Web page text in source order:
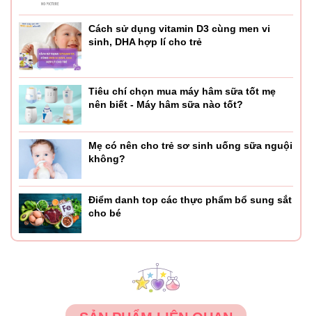
Có bình đun nước pha sữa thông minh Moaz Bé bé mẹ
pha sữa chuẩn nhiệt độ nhờ khả năng đun nước giữ nhiệt
24h, hâm nước pha sữa. Máy còn có chức năng khử clo
giúp nước tinh khiết hơn. Dung tích 1000ml đun nước 1
lần pha sữa cả ngày.
Ưu điểm ấm đun nước thông minh
Đế bình
Với thiết kế chắc chắn, đường viền bao trọn ấm thủy tinh,
đế máy của bình đun nước thông minh MB-002 được tích
hợp đa chức năng, người dùng dễ dàng thao tác theo
Đế bình được cấu tạo vững chắc bởi nhựa ABS và PP an
toàn cho người dùng, đặc biệt là trẻ nhỏ.
Cách sử dụng vitamin D3 cùng men vi
sinh, DHA hợp lí cho trẻ
Tiêu chí chọn mua máy hâm sữa tốt mẹ
nên biết - Máy hâm sữa nào tốt?
Mẹ có nên cho trẻ sơ sinh uống sữa nguội
không?
Điểm danh top các thực phẩm bổ sung sắt
cho bé